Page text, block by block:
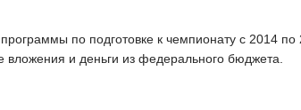
по подготовке к чемпионату с 2014 по
и деньги из федерального бюджета.